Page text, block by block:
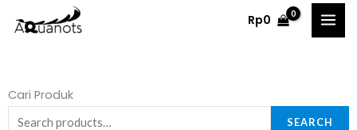
Rp0
Cari Produk
Search
for:
SEARCH